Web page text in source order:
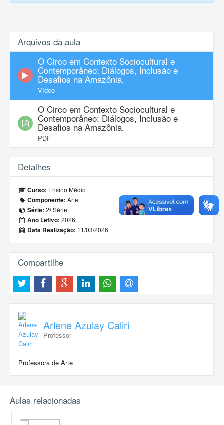
Arquivos da aula
O Circo em Contexto Sociocultural e
Contemporâneo: Diálogos, Inclusão e
Desafios na Amazônia.
Vídeo
O Circo em Contexto Sociocultural e
Contemporâneo: Diálogos, Inclusão e
Desafios na Amazônia.
PDF
Detalhes
Curso: Ensino Médio
Componente: Arte
Série: 2ª Série
Ano Letivo: 2026
Data Realização: 11/03/2026
Compartilhe
Arlene Azulay Caliri
Professor
Professora de Arte
Aulas relacionadas